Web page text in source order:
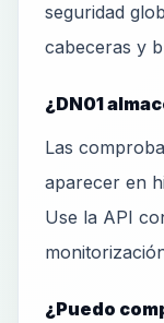
seguridad
cabeceras y
¿DN01
Las
aparecer en
Use la API
¿Puedo